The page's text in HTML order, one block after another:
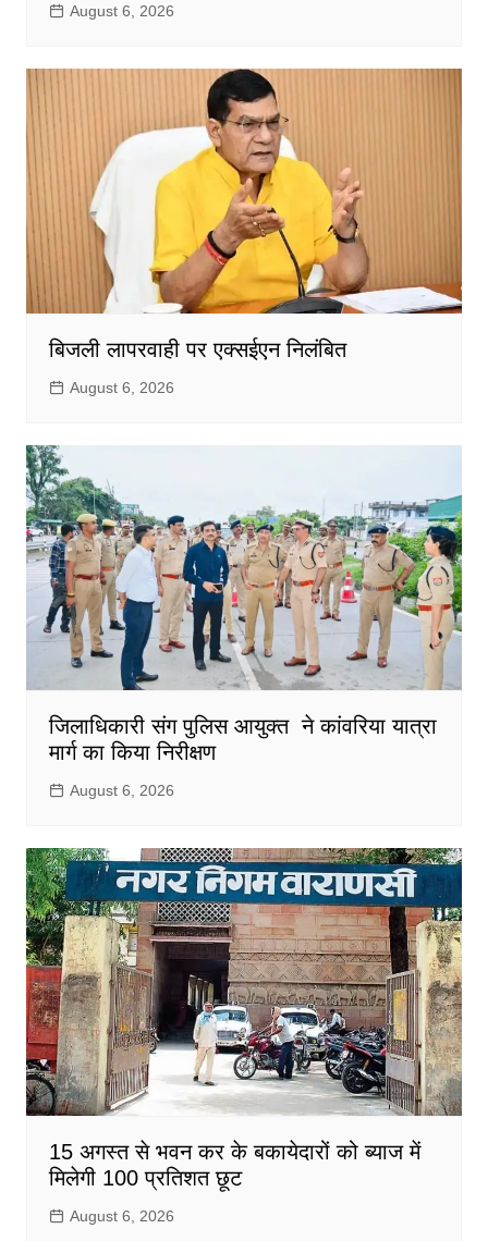
August 6, 2026
बिजली लापरवाही पर एक्सईएन निलंबित
August 6, 2026
जिलाधिकारी संग पुलिस आयुक्त ने कांवरिया यात्रा
मार्ग का किया निरीक्षण
August 6, 2026
15 अगस्त से भवन कर के बकायेदारों को ब्याज में
मिलेगी 100 प्रतिशत छूट
August 6, 2026